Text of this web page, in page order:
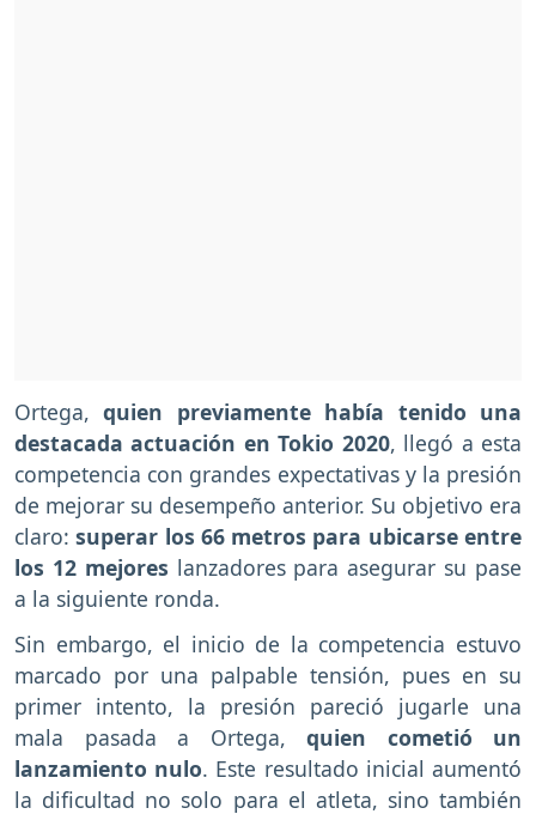
Ortega,quien previamente había tenido una
destacada actuación en Tokio 2020, llegó a esta
competencia con grandes expectativas y la presión
de mejorar su desempeño anterior. Su objetivo era
claro:superar los 66 metros para ubicarse entre
los 12 mejores lanzadores para asegurar su pase
a la siguiente ronda.
Sin embargo, el inicio de la competencia estuvo
marcado por una palpable tensión, pues en su
primer intento, la presión pareció jugarle una
mala pasada a Ortega, quien cometió un
lanzamiento nulo. Este resultado inicial aumentó
la dificultad no solo para el atleta, sino también